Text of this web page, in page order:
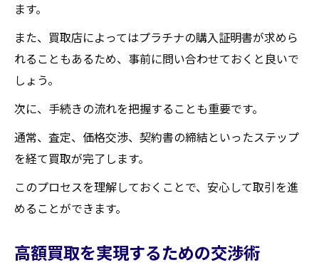
ます。
また、買取店によってはプラチナの購入証明書が求めら
れることもあるため、事前に問い合わせておくと良いで
しょう。
次に、手続きの流れを把握することも重要です。
通常、査定、価格交渉、契約書の締結といったステップ
を経て買取が完了します。
このプロセスを理解しておくことで、安心して取引を進
めることができます。
高額買取を実現するための交渉術